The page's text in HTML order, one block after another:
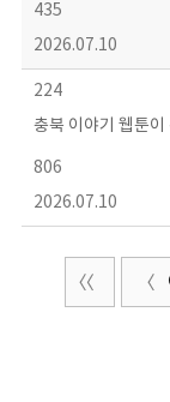
435
2026.07.10
224
충북 이야기 웹툰
806
2026.07.10